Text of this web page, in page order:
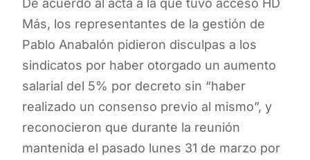
De acuerdo al acta a la que tuvo acceso HD
Más, los representantes de la gestión de
Pablo Anabalón pidieron disculpas a los
sindicatos por haber otorgado un aumento
salarial del 5% por decreto sin “haber
realizado un consenso previo al mismo”, y
reconocieron que durante la reunión
mantenida el pasado lunes 31 de marzo por